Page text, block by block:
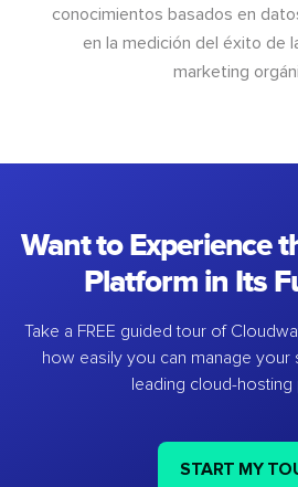
conocimientos basados en
en la medición del éxito de
marketing
Want to Experience
Platform in Its
Take a FREE guided tour of
how easily you can manage your
leading cloud-hosting
START MY